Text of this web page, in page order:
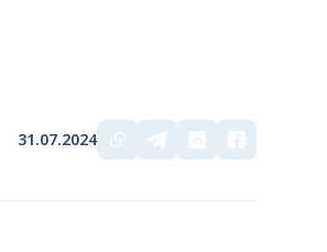
31.07.2024